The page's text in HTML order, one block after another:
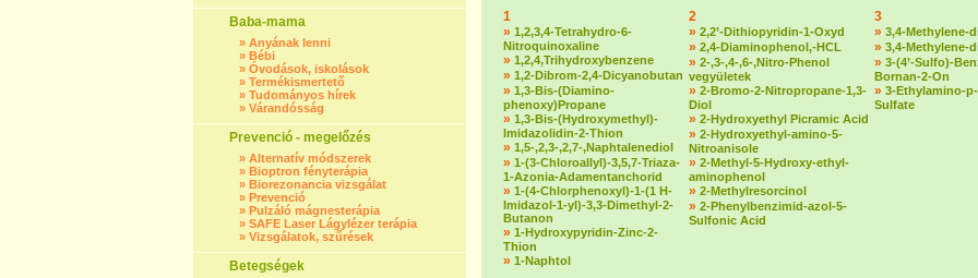
Baba-mama
» Anyának lenni
» Bébi
» Óvodások, iskolások
» Termékismertető
» Tudományos hírek
» Várandósság
Prevenció - megelőzés
» Alternatív módszerek
» Bioptron fényterápia
» Biorezonancia vizsgálat
» Prevenció
» Pulzáló mágnesterápia
» SAFE Laser Lágylézer terápia
» Vizsgálatok, szűrések
Betegségek
1
» 1,2,3,4-Tetrahydro-6-
Nitroquinoxaline
» 1,2,4,Trihydroxybenzene
» 1,2-Dibrom-2,4-Dicyanobutan
» 1,3-Bis-(Diamino-
phenoxy)Propane
» 1,3-Bis-(Hydroxymethyl)-
Imidazolidin-2-Thion
» 1,5-,2,3-,2,7-,Naphtalenediol
» 1-(3-Chloroallyl)-3,5,7-Triaza-
1-Azonia-Adamentanchorid
» 1-(4-Chlorphenoxyl)-1-(1 H-
Imidazol-1-yl)-3,3-Dimethyl-2-
Butanon
» 1-Hydroxypyridin-Zinc-2-
Thion
» 1-Naphtol
2
» 2,2’-Dithiopyridin-1-Oxyd
» 2,4-Diaminophenol,-HCL
» 2-,3-,4-,6-,Nitro-Phenol
vegyületek
» 2-Bromo-2-Nitropropane-1,3-
Diol
» 2-Hydroxyethyl Picramic Acid
» 2-Hydroxyethyl-amino-5-
Nitroanisole
» 2-Methyl-5-Hydroxy-ethyl-
aminophenol
» 2-Methylresorcinol
» 2-Phenylbenzimid-azol-5-
Sulfonic Acid
3
» 3,4-Methylene-
» 3,4-Methylene-
» 3-(4’-Sulfo)-
Bornan-2-On
» 3-Ethylamino-
Sulfate